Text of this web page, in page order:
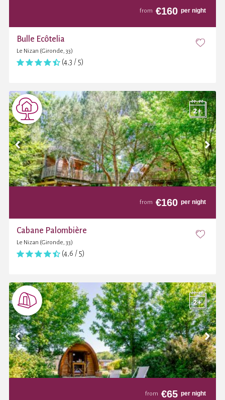
from €160 per night
Bulle Ecôtelia
Le Nizan (Gironde, 33)
(4,3 / 5)
from €160 per night
Cabane Palombière
Le Nizan (Gironde, 33)
(4,6 / 5)
from €65 per night